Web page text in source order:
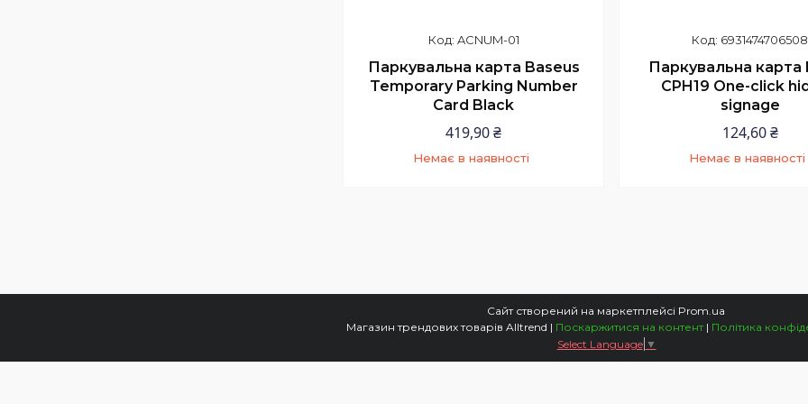
ACNUM-01
Паркувальна карта Baseus
Temporary Parking Number
Card Black
419,90 ₴
Немає в наявності
6931474706508
Паркувальна карта
CPH19 One-click
signage
124,60 ₴
Немає в наявності
Сайт створений на маркетплейсі Prom.ua
Магазин трендових товарів Alltrend | Поскаржитися на контент | Політика
Select Language ▼